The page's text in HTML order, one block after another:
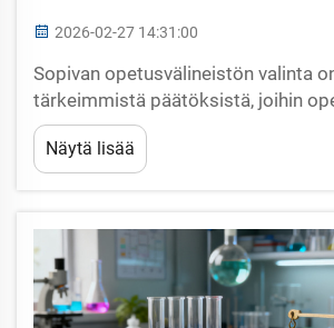
2026-02-27 14:31:00
Sopivan opetusvälineistön valinta
tärkeimmistä päätöksistä, joihin
ryhtyessään suunnittelemaan
oppimisympäristöjä. Nykyaikaiset
huolellisesti valittuja työkaluja, jotka
kehitystä...
Näytä lisää